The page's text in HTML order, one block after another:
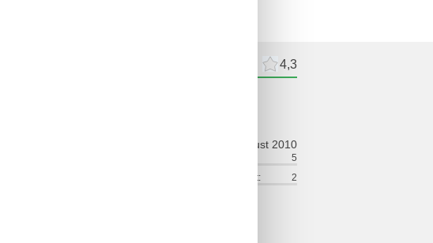
4,3
august 2010
5
Service på stedet:
2